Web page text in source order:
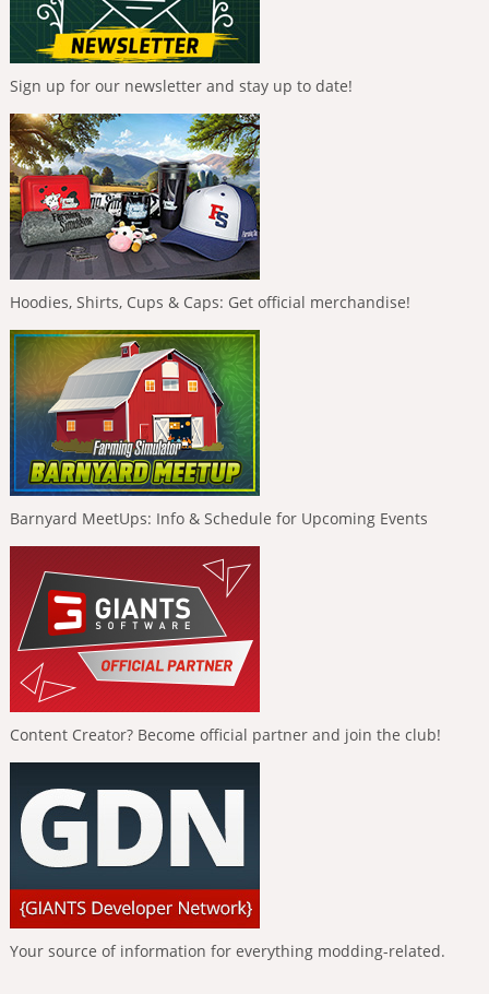
Sign up for our newsletter and stay up to date!
Hoodies, Shirts, Cups & Caps: Get official merchandise!
Barnyard MeetUps: Info & Schedule for Upcoming Events
Content Creator? Become official partner and join the club!
Your source of information for everything modding-related.